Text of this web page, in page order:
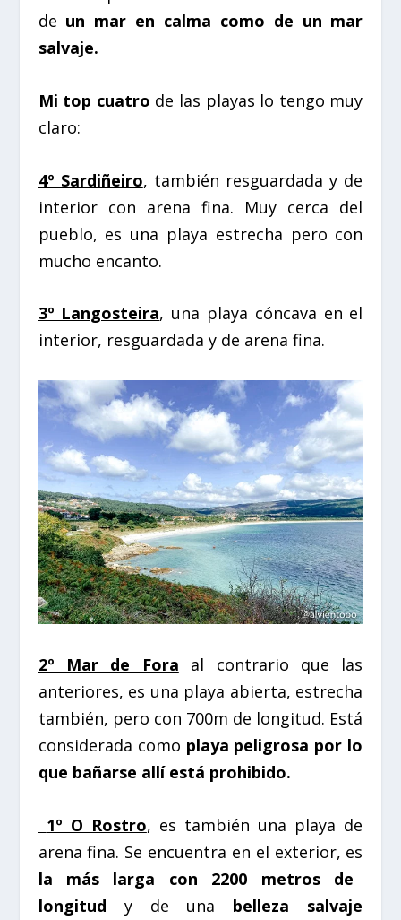
de un mar en calma como de un mar
salvaje.
Mi top cuatro de las playas lo tengo muy
claro:
4º Sardiñeiro, también resguardada y de
interior con arena fina. Muy cerca del
pueblo, es una playa estrecha pero con
mucho encanto.
3º Langosteira, una playa cóncava en el
interior, resguardada y de arena fina.
2º Mar de Fora al contrario que las
anteriores, es una playa abierta, estrecha
también, pero con 700m de longitud. Está
considerada como playa peligrosa por lo
que bañarse allí está prohibido.
1º O Rostro, es también una playa de
arena fina. Se encuentra en el exterior, es
la más larga con 2200 metros de
longitud y de una belleza salvaje